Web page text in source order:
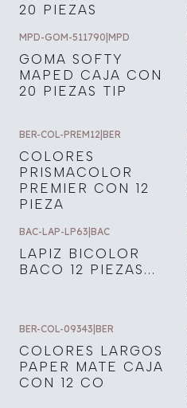
20 PIEZAS
MPD-GOM-511790|MPD
GOMA SOFTY
MAPED CAJA CON
20 PIEZAS TIP
BER-COL-PREM12 BER
COLORES
PRISMACOLOR
PREMIER CON 12
PIEZA
BAC-LAP-LP63 BAC
LAPIZ BICOLOR
BACO 12 PIEZAS...
BER-COL-09343 BER
COLORES LARGOS
PAPER MATE CAJA
CON 12 CO